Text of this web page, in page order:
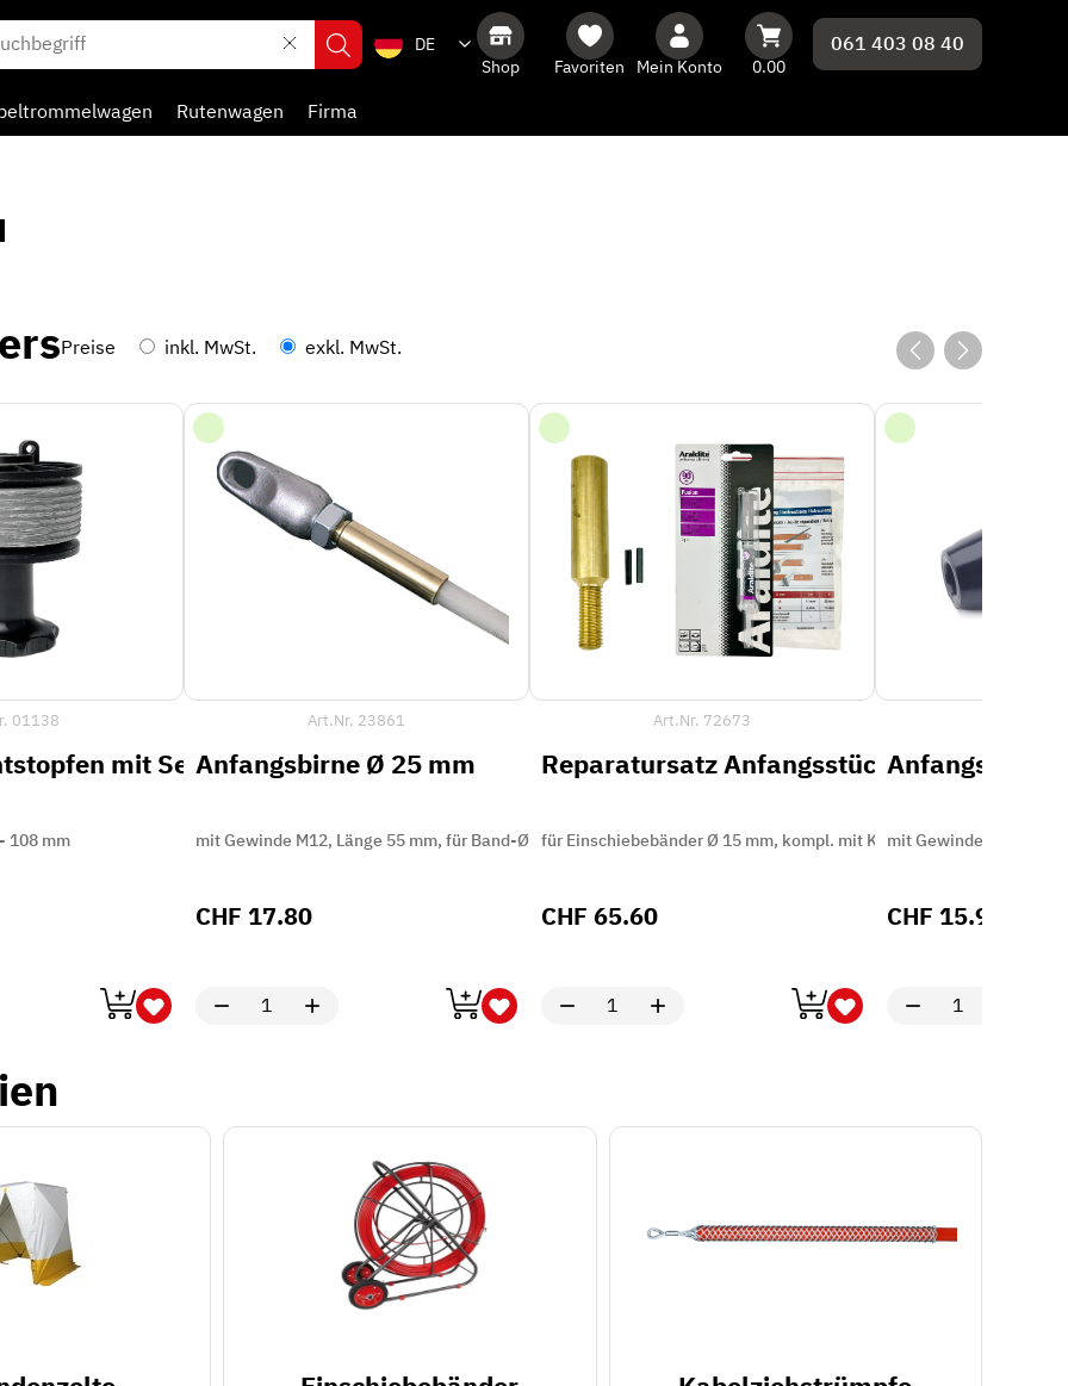
DE
Shop
Favoriten Mein Konto 0.00
061 403 08 40
Rutenwagen Firma
Preise inkl. MwSt. exkl. MwSt.
01138
mit Seilöse
108 mm
Art.Nr. 23861
Anfangsbirne Ø 25 mm
mit Gewinde M12, Länge 55 mm, für Band-Ø 7,5 / 9 / 11 / 15 mm
CHF 17.80
Art.Nr. 72673
Reparatursatz Anfangsstück mit Gewinde
für Einschiebebänder Ø 15 mm, kompl. mit Kleber und Spannstift
CHF 65.60
Anfangsstück
mit Gewinde M12
CHF 15.90